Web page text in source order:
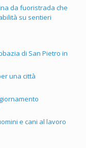
da fuoristrada che
su sentieri
di San Pietro in
una città
e cani al lavoro